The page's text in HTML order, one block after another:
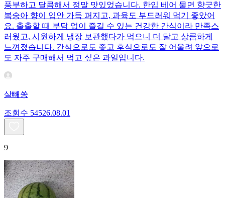
풍부하고 달콤해서 정말 맛있었습니다. 한입 베어 물면 향긋한
복숭아 향이 입안 가득 퍼지고, 과육도 부드러워 먹기 좋았어
요. 출출할 때 부담 없이 즐길 수 있는 건강한 간식이라 만족스
러웠고, 시원하게 냉장 보관했다가 먹으니 더 달고 상큼하게
느껴졌습니다. 간식으로도 좋고 후식으로도 잘 어울려 앞으로
도 자주 구매해서 먹고 싶은 과일입니다.
살빼쏭
조회수 54526.08.01
9